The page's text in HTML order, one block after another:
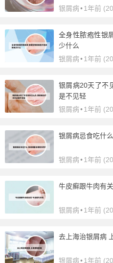
银屑病•1年前
全身性脓疱性银
少什么
银屑病•1年前
银屑病20天了不
是不见轻
银屑病•1年前
银屑病忌食吃什
银屑病•1年前
牛皮癣跟牛肉有
银屑病•1年前
去上海治银屑病
银屑病•1年前